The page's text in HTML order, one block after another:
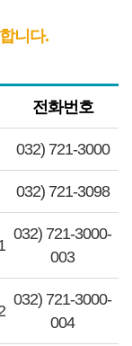
니다.
전화번호
032) 721-3000
032) 721-3098
032) 721-3000-
003
032) 721-3000-
004